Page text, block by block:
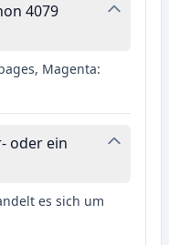
4079
Magenta:
oder ein
es sich um